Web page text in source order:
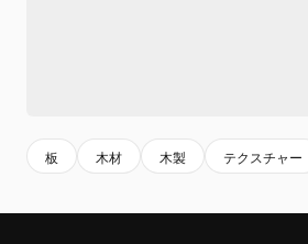
板 木材 木製 テクスチャー